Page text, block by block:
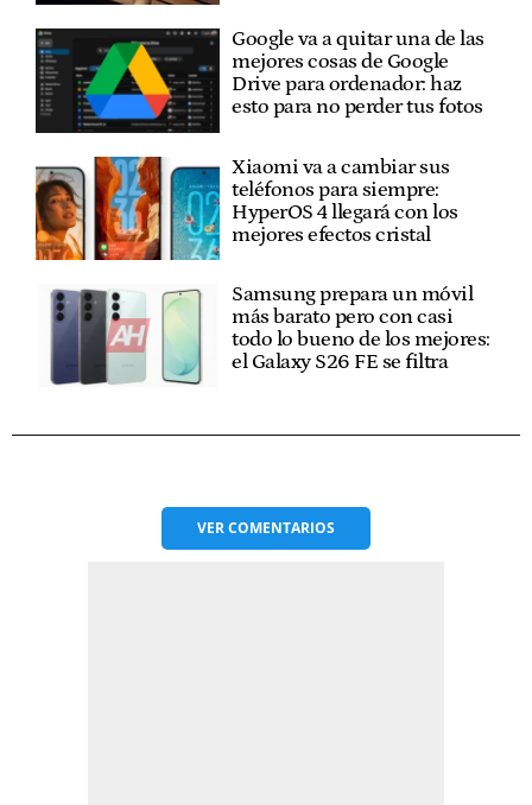
Google va a quitar una de las
mejores cosas de Google
Drive para ordenador: haz
esto para no perder tus fotos
Xiaomi va a cambiar sus
teléfonos para siempre:
HyperOS 4 llegará con los
mejores efectos cristal
Samsung prepara un móvil
más barato pero con casi
todo lo bueno de los mejores:
el Galaxy S26 FE se filtra
VERCOMENTARIOS